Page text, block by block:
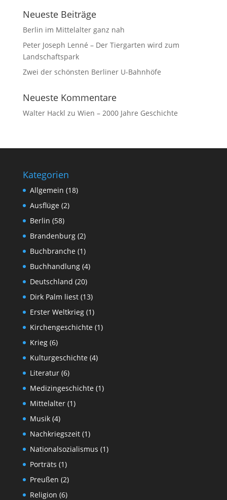
Neueste Beiträge
Berlin im Mittelalter ganz nah
Peter Joseph Lenné – Der Tiergarten wird zum
Landschaftspark
Zwei der schönsten Berliner U-Bahnhöfe
Neueste Kommentare
Walter Hackl zu Wien – 2000 Jahre Geschichte
Kategorien
Allgemein (18)
Ausflüge(2)
Berlin (58)
Brandenburg(2)
Buchbranche(1)
Buchhandlung(4)
Deutschland (20)
Dirk Palm liest(13)
Erster Weltkrieg(1)
Kirchengeschichte(1)
Krieg(6)
Kulturgeschichte(4)
Literatur(6)
Medizingeschichte(1)
Mittelalter(1)
Musik(4)
Nachkriegszeit(1)
Nationalsozialismus (1)
Porträts (1)
Preußen (2)
Religion (6)